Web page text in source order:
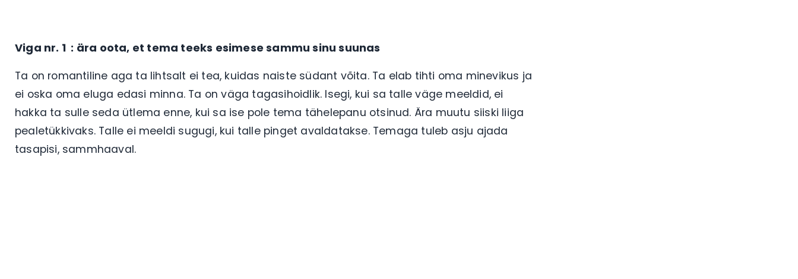
Viga nr. 1 : ära oota, et tema teeks esimese sammu sinu suunas
Ta on romantiline aga ta lihtsalt ei tea, kuidas naiste südant võita. Ta elab tihti oma minevikus ja
ei oska oma eluga edasi minna. Ta on väga tagasihoidlik. Isegi, kui sa talle väge meeldid, ei
hakka ta sulle seda ütlema enne, kui sa ise pole tema tähelepanu otsinud. Ära muutu siiski liiga
pealetükkivaks. Talle ei meeldi sugugi, kui talle pinget avaldatakse. Temaga tuleb asju ajada
tasapisi, sammhaaval.